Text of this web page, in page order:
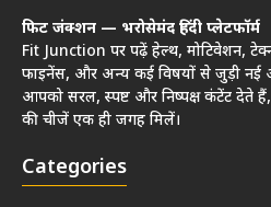
फिट जंक्शन — भरोसेमंद हिंदी प्लेटफॉर्म
Fit Junction पर पढ़ें हेल्थ, मोटिवेशन,
फाइनेंस, और अन्य कई विषयों से जुड़ी नई
आपको सरल, स्पष्ट और निष्पक्ष कंटेंट देते
की चीजें एक ही जगह मिलें।
Categories